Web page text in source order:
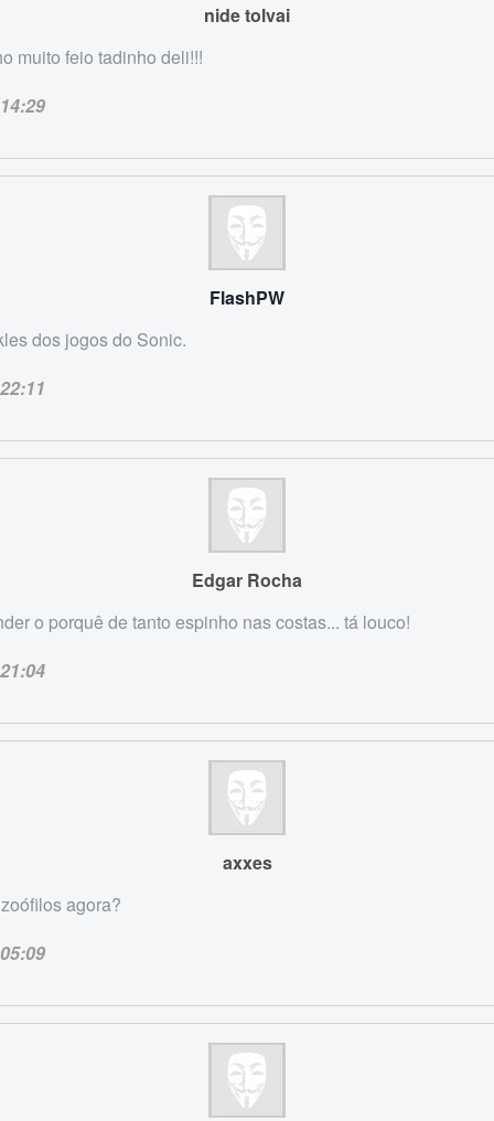
nide tolvai
muito feio tadinho deli!!!
14:29
FlashPW
dos jogos do Sonic.
22:11
Edgar Rocha
o porquê de tanto espinho nas costas... tá louco!
21:04
axxes
agora?
05:09